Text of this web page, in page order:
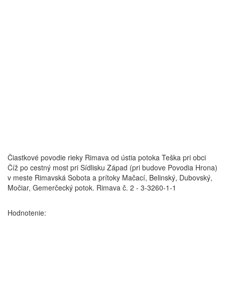
Čiastkové povodie rieky Rimava od ústia potoka Teška pri obci
Číž po cestný most pri Sídlisku Západ (pri budove Povodia Hrona)
v meste Rimavská Sobota a prítoky Mačací, Belinský, Dubovský,
Močiar, Gemerčecký potok. Rimava č. 2 - 3-3260-1-1
Hodnotenie: